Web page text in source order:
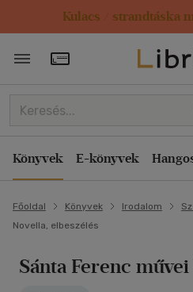
Kulacs / strandtáska
Törzsvásárlói Kártya
Könyvek E-könyvek
Főoldal Könyvek Irodalom
Novella, elbeszélés
Sánta Ferenc